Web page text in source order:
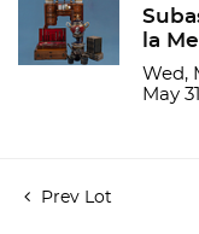
la
Wed,
May
Prev Lot